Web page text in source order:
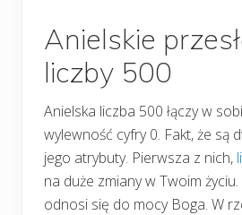
Anielskie
liczby 500
Anielska liczba 500 łączy w
wylewność cyfry 0. Fakt, że są
jego atrybuty. Pierwsza z nich,
na duże zmiany w Twoim
odnosi się do mocy Boga. W